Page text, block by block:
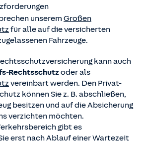
unserem Großen
für alle auf die versicherten
Fahrzeuge.
kann auch
Rechtsschutzoder als
vereinbart werden. Den Privat-
können Sie z. B. abschließen,
besitzen und auf die Absicherung
verzichten möchten.
gibt es
erst nach Ablauf einer Wartezeit